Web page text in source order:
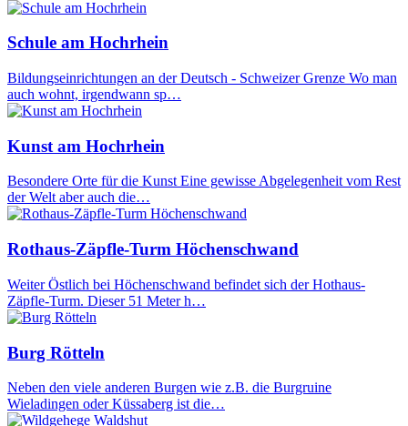
Schule am Hochrhein
Bildungseinrichtungen an der Deutsch - Schweizer Grenze Wo man
auch wohnt, irgendwann sp…
Kunst am Hochrhein
Besondere Orte für die Kunst Eine gewisse Abgelegenheit vom Rest
der Welt aber auch die…
Rothaus-Zäpfle-Turm Höchenschwand
Weiter Östlich bei Höchenschwand befindet sich der Hothaus-
Zäpfle-Turm. Dieser 51 Meter h…
Burg Rötteln
Neben den viele anderen Burgen wie z.B. die Burgruine
Wieladingen oder Küssaberg ist die…